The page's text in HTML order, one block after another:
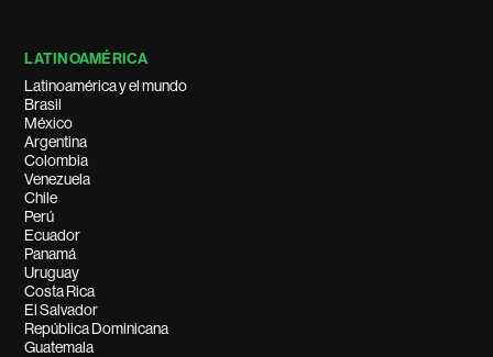
LATINOAMÉRICA
Latinoamérica y el mundo
Brasil
México
Argentina
Colombia
Venezuela
Chile
Perú
Ecuador
Panamá
Uruguay
Costa Rica
El Salvador
República Dominicana
Guatemala